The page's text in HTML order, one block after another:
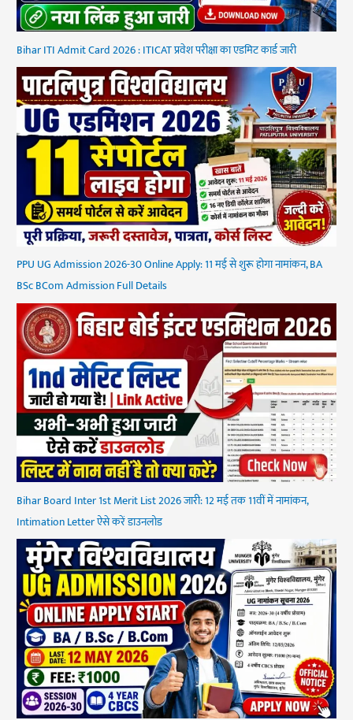
Bihar ITI Admit Card 2026 : ITICAT प्रवेश परीक्षा का एडमिट कार्ड जारी
PPU UG Admission 2026-30 Online Apply: 11 मई से शुरू होगा नामांकन, BA
BSc BCom Admission Full Details
Bihar Board Inter 1st Merit List 2026 जारी: 12 मई तक 11वीं में नामांकन,
Intimation Letter ऐसे करें डाउनलोड